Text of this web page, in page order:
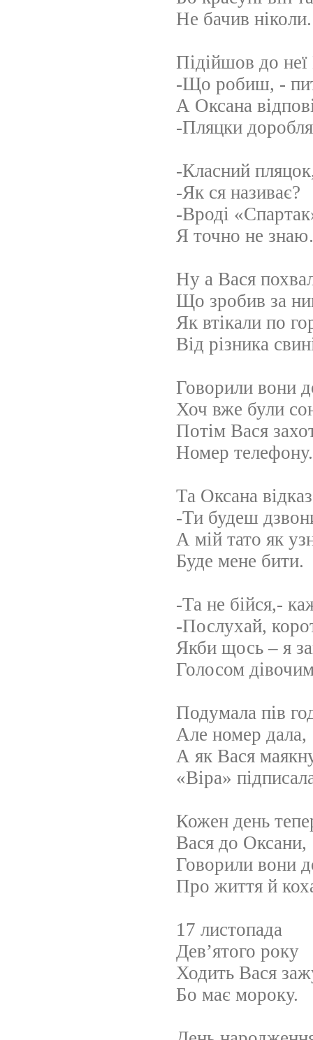
Не бачив ніколи.
Підійшов до
-Що робиш, -
А Оксана
-Пляцки
-Класний
-Як ся називає?
-Вроді
Я точно не
Ну а Вася
Що зробив за
Як втікали по
Від різника
Говорили вони
Хоч вже були
Потім Вася
Номер телефону.
Та Оксана
-Ти будеш
А мій тато як
Буде мене бити.
-Та не бійся,-
-Послухай,
Якби щось – я
Голосом
Подумала пів
Але номер дала,
А як Вася
«Віра»
Кожен день
Вася до Оксани,
Говорили вони
Про життя й
17 листопада
Дев’ятого року
Ходить Вася
Бо має мороку.